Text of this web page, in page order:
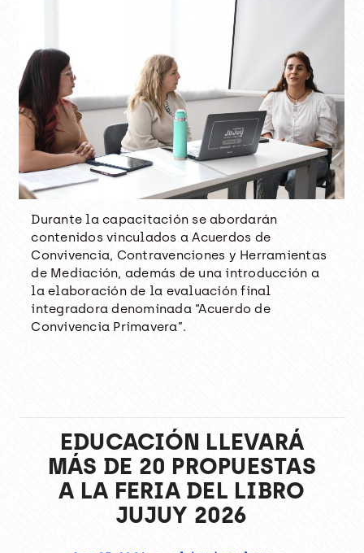
Durante la capacitación se abordarán
contenidos vinculados a Acuerdos de
Convivencia, Contravenciones y Herramientas
de Mediación, además de una introducción a
la elaboración de la evaluación final
integradora denominada “Acuerdo de
Convivencia Primavera”.
EDUCACIÓN LLEVARÁ
MÁS DE 20 PROPUESTAS
A LA FERIA DEL LIBRO
JUJUY 2026